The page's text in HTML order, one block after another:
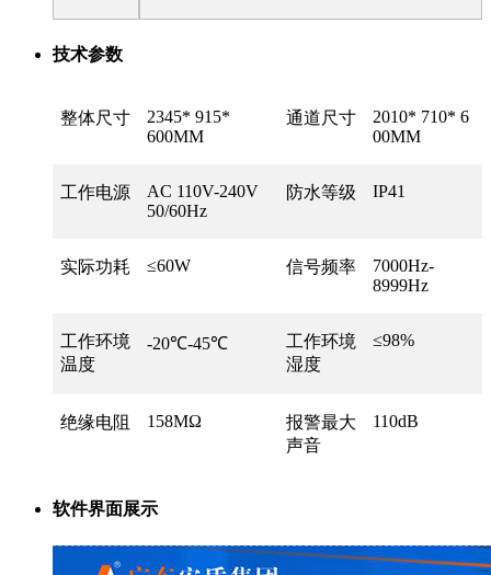
技术参数
整体尺寸
2345* 915*
600MM
通道尺寸
2010* 710* 6
00MM
工作电源
AC 110V-240V
50/60Hz
防水等级 IP41
实际功耗 ≤60W 信号频率
7000Hz-
8999Hz
工作环境
温度
-20℃-45℃
工作环境
湿度
≤98%
绝缘电阻 158MΩ
报警最大
声音
110dB
软件界面展示